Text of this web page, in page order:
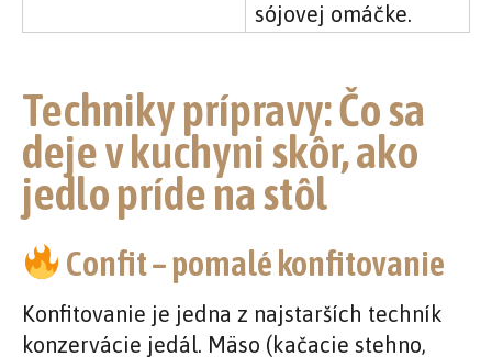
sójovej omáčke.
Techniky prípravy: Čo sa
deje v kuchyni skôr, ako
jedlo príde na stôl
Confit – pomalé konfitovanie
Konfitovanie je jedna z najstarších techník
konzervácie jedál. Mäso (kačacie stehno,